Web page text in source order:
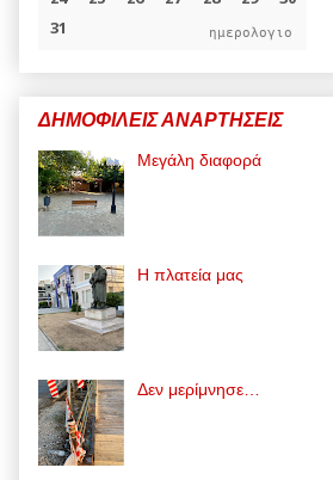
ημερολογιο
ΔΗΜΟΦΙΛΕΙΣ ΑΝΑΡΤΗΣΕΙΣ
Μεγάλη διαφορά
Η πλατεία μας
Δεν μερίμνησε…